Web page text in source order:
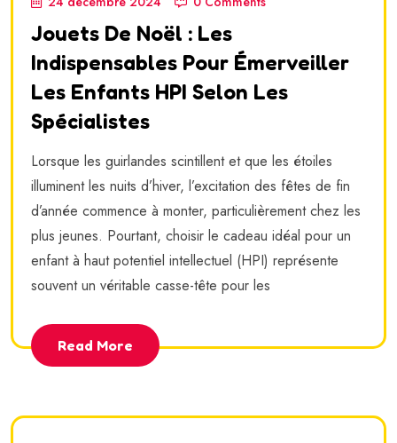
Jouets De Noël : Les
Indispensables Pour Émerveiller
Les Enfants HPI Selon Les
Spécialistes
Lorsque les guirlandes scintillent et que les étoiles
illuminent les nuits d’hiver, l’excitation des fêtes de fin
d’année commence à monter, particulièrement chez les
plus jeunes. Pourtant, choisir le cadeau idéal pour un
enfant à haut potentiel intellectuel (HPI) représente
souvent un véritable casse-tête pour les
Read More